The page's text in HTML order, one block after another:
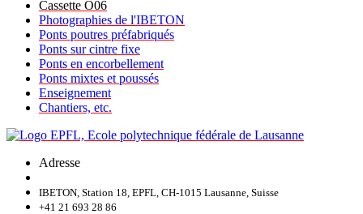
Cassette O06
Photographies de l'IBETON
Ponts poutres préfabriqués
Ponts sur cintre fixe
Ponts en encorbellement
Ponts mixtes et poussés
Enseignement
Chantiers, etc.
Adresse
IBETON, Station 18, EPFL, CH-1015 Lausanne, Suisse
+41 21 693 28 86